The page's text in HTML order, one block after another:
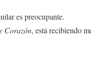
es preocupante.
Corazón, está recibiendo